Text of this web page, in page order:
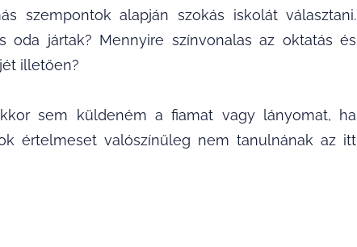
szempontok alapján szokás iskolát választani.
jártak? Mennyire színvonalas az oktatás és
illetően?
sem küldeném a fiamat vagy lányomat, ha
értelmeset valószínűleg nem tanulnának az itt